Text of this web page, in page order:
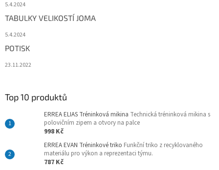
5.4.2024
TABULKY VELIKOSTÍ JOMA
5.4.2024
POTISK
23.11.2022
Top 10 produktů
ERREA ELIAS Tréninková mikina Technická tréninková mikina s
polovičním zipem a otvory na palce
998 Kč
ERREA EVAN Tréninkové triko Funkční triko z recyklovaného
materiálu pro výkon a reprezentaci týmu.
787 Kč